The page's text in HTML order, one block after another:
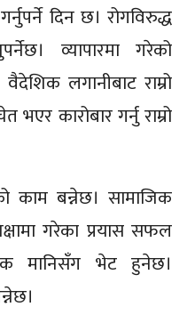
दिन छ। रोगविरुद्ध
व्यापारमा गरेको
लगानीबाट राम्रो
कारोबार गर्नु राम्रो
काम बन्नेछ। सामाजिक
गरेका प्रयास सफल
मानिसँग भेट हुनेछ।